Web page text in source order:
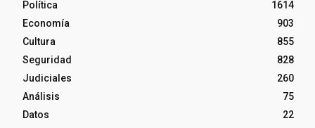
Política
1614
Economía
903
Cultura
855
Seguridad
828
Judiciales
260
Análisis
75
Datos
22